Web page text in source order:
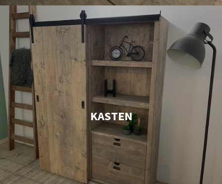
KASTEN